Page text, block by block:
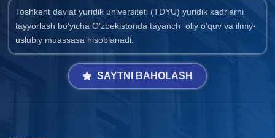
Toshkent davlat yuridik universiteti (TDYU) yuridik kadrlarni
tayyorlash bo‘yicha O‘zbekistonda tayanch oliy o‘quv va ilmiy-
uslubiy muassasa hisoblanadi.
SAYTNI BAHOLASH